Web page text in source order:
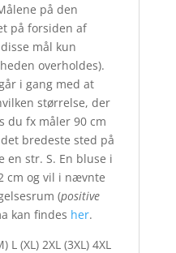
på den
på forsiden af
mål kun
overholdes).
i gang med at
størrelse, der
du fx måler 90 cm
bredeste sted på
en str. S. En bluse i
cm og vil i nævnte
(positive
kan findes her.
L (XL) 2XL (3XL) 4XL